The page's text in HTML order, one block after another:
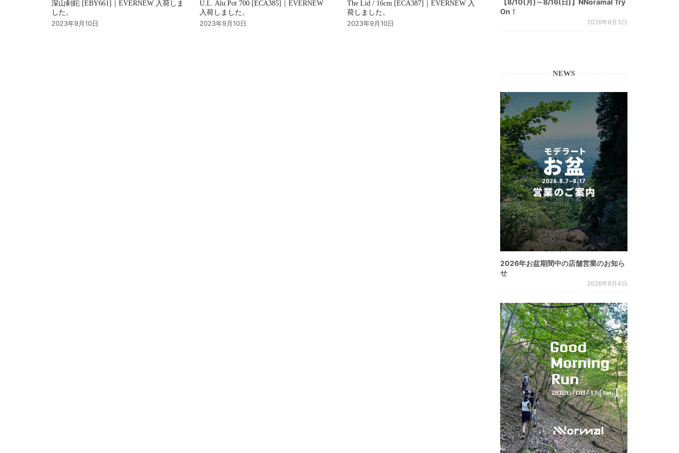
深山剣鉈 [EBY661]｜EVERNEW 入荷しま
した。
2023年9月10日
U.L. Alu.Pot 700 [ECA385]｜EVERNEW
入荷しました。
2023年9月10日
The Lid / 16cm [ECA387]｜EVERNEW 入
荷しました。
2023年9月10日
【8/10(月)～8/16(日)】NNoramal Try
On！
2026年8月3日
NEWS
2026年お盆期間中の店舗営業のお知ら
せ
2026年8月4日